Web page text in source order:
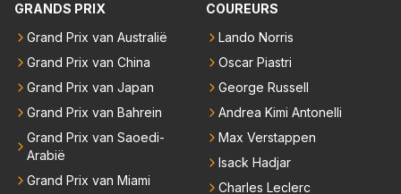
eed; hij vertrok daarna...
GRANDS PRIX
Grand Prix van Australië
Grand Prix van China
Grand Prix van Japan
Grand Prix van Bahrein
Grand Prix van Saoedi-
Arabië
Grand Prix van Miami
COUREURS
Lando Norris
Oscar Piastri
George Russell
Andrea Kimi Antonelli
Max Verstappen
Isack Hadjar
Charles Leclerc